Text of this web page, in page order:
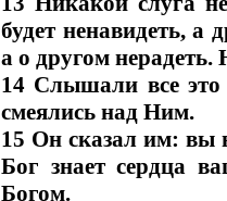
будет ненавидеть, а
а о другом
14 Слышали все
смеялись над Ним.
15 Он сказал им: вы
Бог знает сердца
Богом.